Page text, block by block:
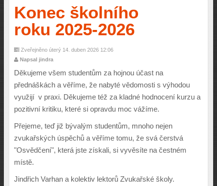
Konec školního
roku 2025-2026
Zveřejněno úterý 14. duben 2026 12:06
Napsal jindra
Děkujeme všem studentům za hojnou účast na
přednáškách a věříme, že nabyté vědomosti s výhodou
využijí v praxi. Děkujeme též za kladné hodnocení kurzu a
pozitivní kritiku, které si opravdu moc vážíme.
Přejeme, teď již bývalým studentům, mnoho nejen
zvukařských úspěchů a věříme tomu, že svá čerstvá
"Osvědčení", která jste získali, si vyvěsíte na čestném
místě.
Jindřich Varhan a kolektiv lektorů Zvukařské školy.